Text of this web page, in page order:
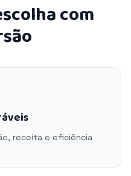
com
receita e eficiência